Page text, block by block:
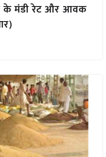
के मंडी रेट और आवक